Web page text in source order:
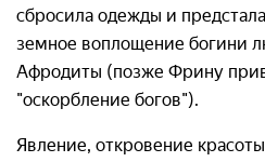
сбросила одежды и
земное воплощение богини
Афродиты (позже Фрину
"оскорбление богов").
Явление, откровение